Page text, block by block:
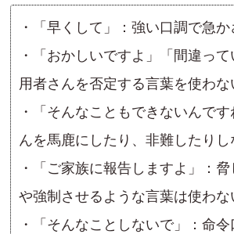
・「早くして」：強い口調で急か
・「おかしいですよ」「間違って
用者さんを否定する言葉を使わな
・「そんなこともできないんで
んを馬鹿にしたり、非難したりし
・「ご家族に報告しますよ」：
や強制させるような言葉は使わな
・「そんなことしないで」：命